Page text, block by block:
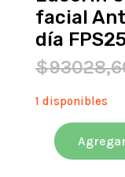
facial
día
$
1 disponibles
Eucerin